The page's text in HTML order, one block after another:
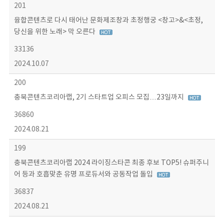
201
융합콘텐츠로 다시 태어난 문화제조창과 초정행궁 <창고>&<초정,
당신을 위한 노래> 막 오른다
33136
2024.10.07
200
충북콘텐츠코리아랩, 2기 스타트업 오피스 모집…23일까지
36860
2024.08.21
199
충북콘텐츠코리아랩 2024 라이징스타콘 최종 후보 TOP5! 슈퍼주니
어 등과 호흡맞춘 유명 프로듀서와 공동작업 돌입
36837
2024.08.21